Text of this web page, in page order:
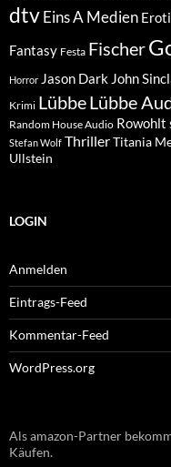
dtvEins A Medien
Fantasy Festa Fischer
Horror Jason Dark John
Krimi LübbeLübbe
Random House Audio Rowohlt
Stefan Wolf ThrillerTitania
Ullstein
LOGIN
Anmelden
Eintrags-Feed
Kommentar-Feed
WordPress.org
Als amazon-Partner
Käufen.